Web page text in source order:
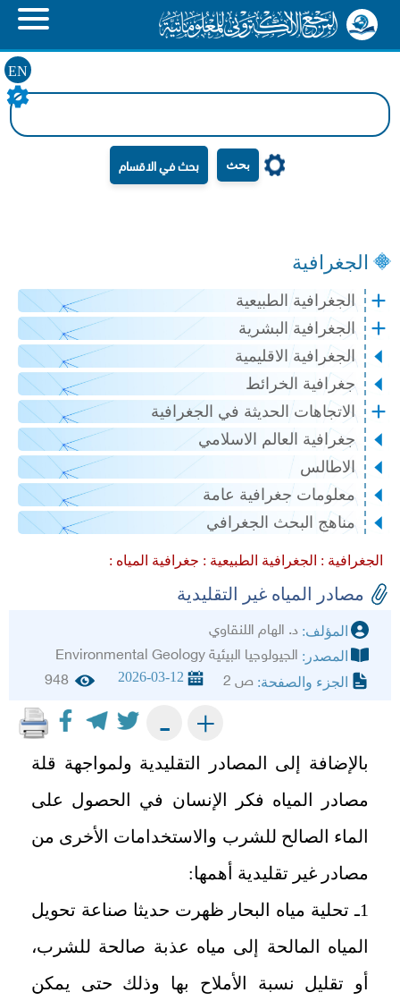
EN
بحث
الجغرافية
الجغرافية الطبيعية
الجغرافية البشرية
الجغرافية الاقليمية
جغرافية الخرائط
الاتجاهات الحديثة في الجغرافية
جغرافية العالم الاسلامي
الاطالس
معلومات جغرافية عامة
مناهج البحث الجغرافي
الجغرافية : الجغرافية الطبيعية : جغرافية المياه :
مصادر المياه غير التقليدية
المؤلف: د. الهام اللنقاوي
المصدر: الجيولوجيا البيئية Environmental Geology
الجزء والصفحة: ص 2 2026-03-12
948
+
-
بالإضافة إلى المصادر التقليدية ولمواجهة قلة
مصادر المياه فكر الإنسان في الحصول على
الماء الصالح للشرب والاستخدامات الأخرى من
مصادر غير تقليدية أهمها:
1ـ تحلية مياه البحار
ظهرت حديثا صناعة تحويل
المياه المالحة إلى مياه عذبة صالحة للشرب،
أو تقليل نسبة الأملاح بها وذلك حتى يمكن